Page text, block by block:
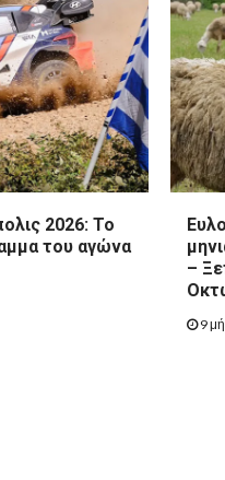
2026: Το
του αγώνα
–
9